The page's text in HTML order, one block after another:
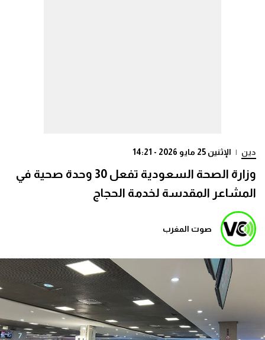
دين | الإثنين 25 مايو 2026 - 14:21
وزارة الصحة السعودية تفعل 30 وحدة صحية في
المشاعر المقدسة لخدمة الحجاج
صوت المغرب